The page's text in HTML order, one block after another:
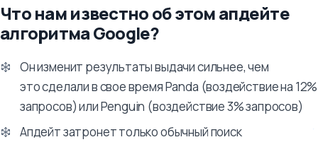
Что нам известно об этом апдейте
алгоритма Google?
Он изменит результаты выдачи сильнее, чем
это сделали в свое время Panda (воздействие на 12%
запросов) или Penguin (воздействие 3% запросов)
Апдейт затронет только обычный поиск